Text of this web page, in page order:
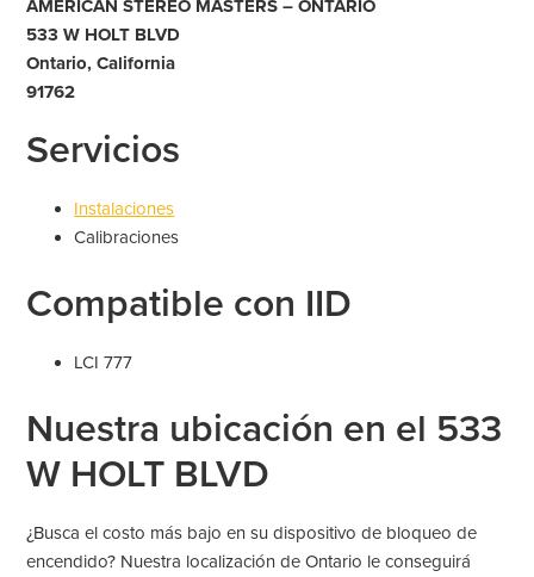
AMERICAN STEREO MASTERS – ONTARIO
533 W HOLT BLVD
Ontario, California
91762
Servicios
Instalaciones
Calibraciones
Compatible con IID
LCI 777
Nuestra ubicación en el 533
W HOLT BLVD
¿Busca el costo más bajo en su dispositivo de bloqueo de
encendido? Nuestra localización de Ontario le conseguirá